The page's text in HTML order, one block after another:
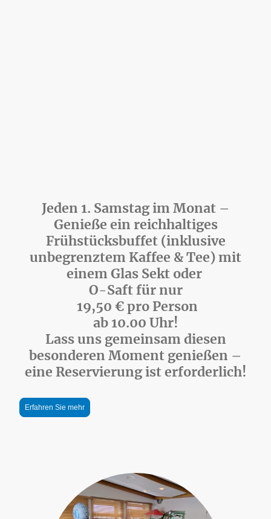
Jeden 1. Samstag im Monat –
Genieße ein reichhaltiges
Frühstücksbuffet (inklusive
unbegrenztem Kaffee & Tee) mit
einem Glas Sekt oder
O-Saft für nur
19,50 € pro Person
ab 10.00 Uhr!
Lass uns gemeinsam diesen
besonderen Moment genießen –
eine Reservierung ist erforderlich!
Erfahren Sie mehr